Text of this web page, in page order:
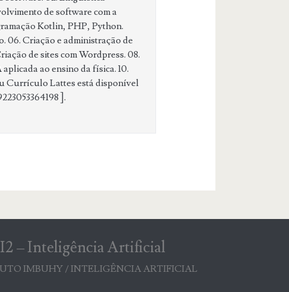
de software com a
Kotlin, PHP, Python.
06. Criação e administração de
de sites com Wordpress. 08.
ao ensino da física. 10.
Currículo Lattes está disponível
].
I2 – Inteligência Artificial
IMBUHY / INTELIGÊNCIA ARTIFICIAL